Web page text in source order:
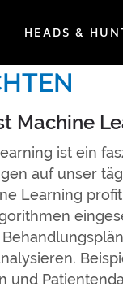
HEADS &
Machine
ist ein
auf unser
Learning
und